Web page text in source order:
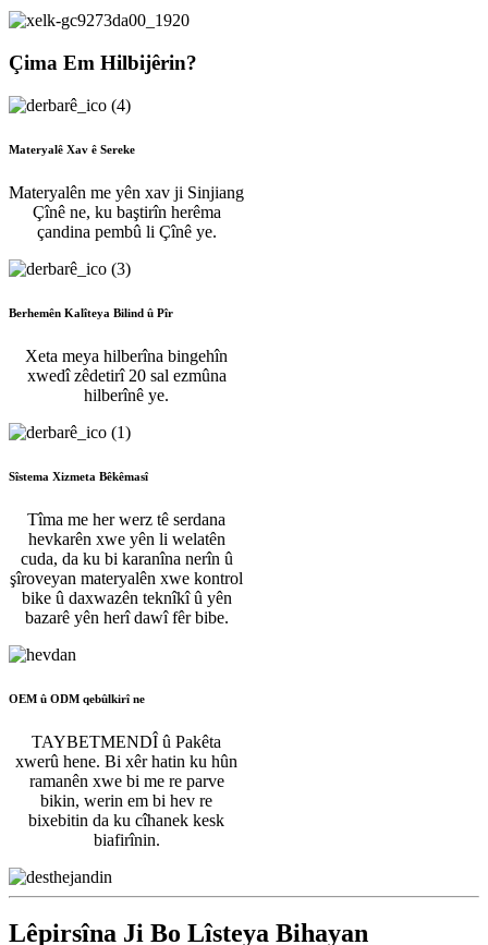
Çima Em Hilbijêrin?
Materyalê Xav ê Sereke
Materyalên me yên xav ji Sinjiang
Çînê ne, ku baştirîn herêma
çandina pembû li Çînê ye.
Berhemên Kalîteya Bilind û Pîr
Xeta meya hilberîna bingehîn
xwedî zêdetirî 20 sal ezmûna
hilberînê ye.
Sîstema Xizmeta Bêkêmasî
Tîma me her werz tê serdana
hevkarên xwe yên li welatên
cuda, da ku bi karanîna nerîn û
şîroveyan materyalên xwe kontrol
bike û daxwazên teknîkî û yên
bazarê yên herî dawî fêr bibe.
OEM û ODM qebûlkirî ne
TAYBETMENDÎ û Pakêta
xwerû hene. Bi xêr hatin ku hûn
ramanên xwe bi me re parve
bikin, werin em bi hev re
bixebitin da ku cîhanek kesk
biafirînin.
Lêpirsîna Ji Bo Lîsteya Bihayan